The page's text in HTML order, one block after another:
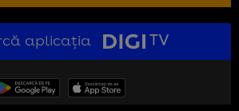
aplicația